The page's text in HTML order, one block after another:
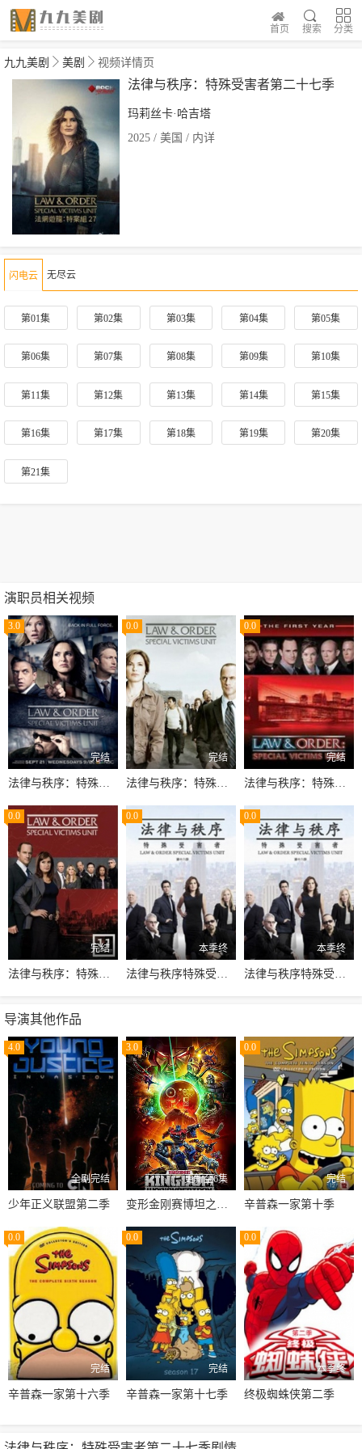
分类
搜索
首页
九九美剧 美剧 视频详情页
法律与秩序：特殊受害者第二十七季
玛莉丝卡·哈吉塔
2025 / 美国 / 内详
闪电云 无尽云
第01集 第02集 第03集 第04集 第05集
第06集 第07集 第08集 第09集 第10集
第11集 第12集 第13集 第14集 第15集
第16集 第17集 第18集 第19集 第20集
第21集
演职员相关视频
3.0
完结
法律与秩序：特殊受害者第十八季
0.0
完结
法律与秩序：特殊受害者第一季
0.0
完结
法律与秩序：特殊受害者第三季
0.0
完结
0.0
本季终
0.0
本季终
导演其他作品
4.0
全剧完结
少年正义联盟第二季
3.0
更新至6集
变形金刚赛博坦之战第三季
0.0
完结
辛普森一家第十季
0.0
完结
辛普森一家第十六季
0.0
完结
辛普森一家第十七季
0.0
本季终
终极蜘蛛侠第二季